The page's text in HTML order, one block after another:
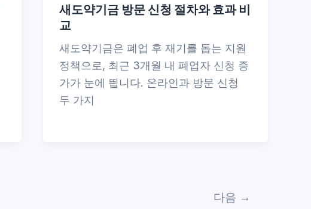
새도약기금 방문 신청 절차와 효과 비
교
새도약기금은 폐업 후 재기를 돕는 지원
정책으로, 최근 3개월 내 폐업자 신청 증
가가 눈에 띕니다. 온라인과 방문 신청
두 가지
다음 →